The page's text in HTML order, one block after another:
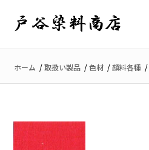
ホーム / 取扱い製品 / 色材 / 顔料各種 /